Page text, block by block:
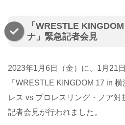
「WRESTLE
ナ」緊急記者会見
2023年1月6日（金）に、1月21
「WRESTLE KINGDOM 17 in
レス vs プロレスリング・ノア
記者会見が行われました。